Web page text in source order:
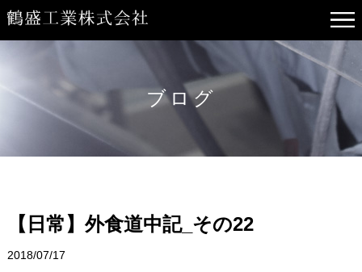
ブログ
【日常】外食道中記_その22
2018/07/17